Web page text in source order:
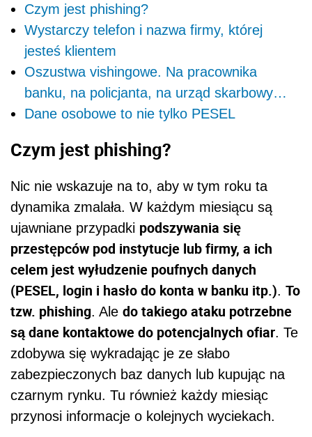
Czym jest phishing?
Wystarczy telefon i nazwa firmy, której
jesteś klientem
Oszustwa vishingowe. Na pracownika
banku, na policjanta, na urząd skarbowy…
Dane osobowe to nie tylko PESEL
Czym jest phishing?
Nic nie wskazuje na to, aby w tym roku ta
dynamika zmalała. W każdym miesiącu są
ujawniane przypadki podszywania się
przestępców pod instytucje lub firmy, a ich
celem jest wyłudzenie poufnych danych
(PESEL, login i hasło do konta w banku itp.). To
tzw. phishing. Ale do takiego ataku potrzebne
są dane kontaktowe do potencjalnych ofiar. Te
zdobywa się wykradając je ze słabo
zabezpieczonych baz danych lub kupując na
czarnym rynku. Tu również każdy miesiąc
przynosi informacje o kolejnych wyciekach.